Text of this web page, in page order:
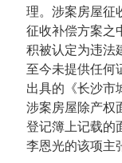
理。涉案房屋征
征收补偿方案之
积被认定为违法
至今未提供任何
出具的《长沙市
涉案房屋除产权
登记簿上记载的
李恩光的该项主